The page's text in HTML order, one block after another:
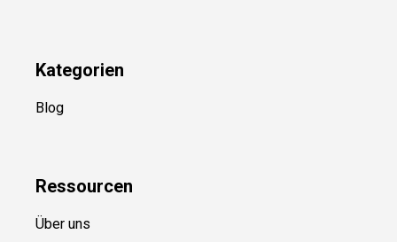
Kategorien
Blog
Ressourcen
Über uns